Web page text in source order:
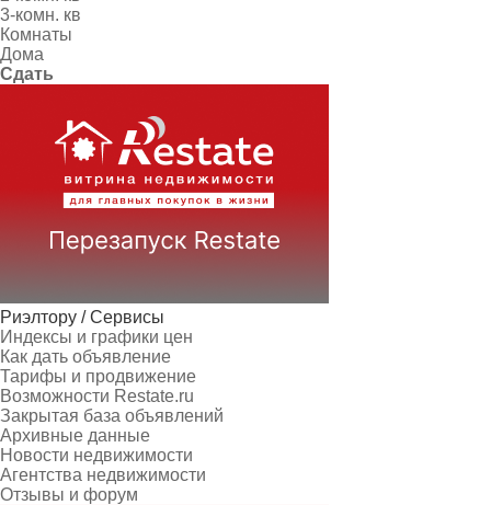
3-комн. кв
Комнаты
Дома
Сдать
Риэлтору / Сервисы
Индексы и графики цен
Как дать объявление
Тарифы и продвижение
Возможности Restate.ru
Закрытая база объявлений
Архивные данные
Новости недвижимости
Агентства недвижимости
Отзывы и форум